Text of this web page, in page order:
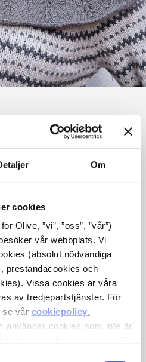
Om
cookies
Olive, ”vi”, ”oss”, ”vår”)
vår webbplats. Vi
(absolut nödvändiga
prestandacookies och
Vissa cookies är våra
av tredjepartstjänster. För
se vår cookiepolicy.
använder cookies som inte är
VÄLJ SPRÅK
GARN TILL MÖNSTRET